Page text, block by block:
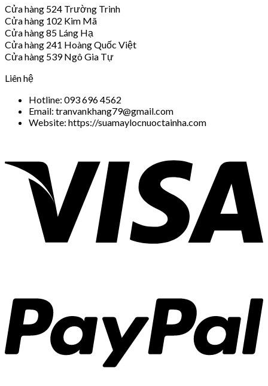
Cửa hàng 524 Trường Trinh
Cửa hàng 102 Kim Mã
Cửa hàng 85 Láng Hạ
Cửa hàng 241 Hoàng Quốc Việt
Cửa hàng 539 Ngô Gia Tự
Liên hệ
Hotline: 093 696 4562
Email: tranvankhang79@gmail.com
Website: https://suamaylocnuoctainha.com